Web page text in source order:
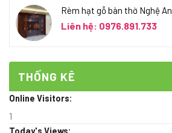
Rèm hạt gỗ bàn thờ Nghệ An
Liên hệ: 0976.891.733
THỐNG KÊ
Online Visitors:
1